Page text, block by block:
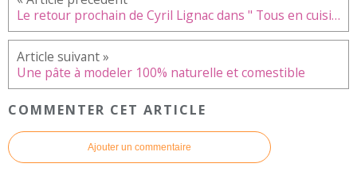
Le retour prochain de Cyril Lignac dans " Tous en cuisine "
Une pâte à modeler 100% naturelle et comestible
COMMENTER CET ARTICLE
Ajouter un commentaire